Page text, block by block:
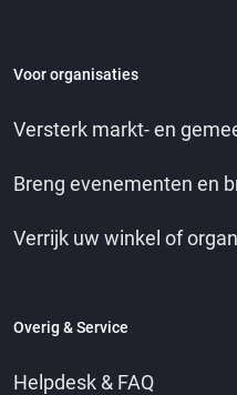
Voor organisaties
Versterk markt- en
Breng evenementen en
Verrijk uw winkel of
Overig & Service
Helpdesk & FAQ